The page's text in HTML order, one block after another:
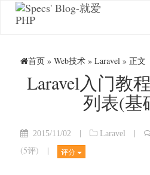
首页 » Web技术 » Laravel » 正文
Laravel入门教
列表(基
2015/11/02 | Laravel |
(5评) | 评分